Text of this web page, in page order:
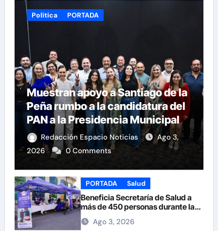
Política PORTADA
Muestran apoyo a Santiago de la
Peña rumbo a la candidatura del
PAN a la Presidencia Municipal
Redacción Espacio Noticias
Ago 3,
2026
0 Comments
PORTADA Salud
Beneficia Secretaría de Salud a
más de 450 personas durante la
Feria de la Salud en la Plaza de
ArmasAgo 3, 2026